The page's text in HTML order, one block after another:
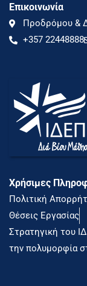
Επικοινωνία
Προδρόμου &
+357 22448888
Χρήσιμες
Πολιτική
Θέσεις Εργασίας
Στρατηγική του
την πολυμορφία